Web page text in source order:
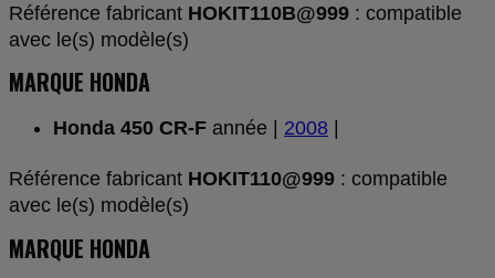
Référence fabricant HOKIT110B@999 : compatible
avec le(s) modèle(s)
MARQUE HONDA
Honda 450 CR-F année | 2008 |
Référence fabricant HOKIT110@999 : compatible
avec le(s) modèle(s)
MARQUE HONDA